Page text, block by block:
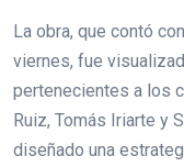
La obra, que contó
viernes, fue
pertenecientes a los
Ruiz, Tomás Iriarte y
diseñado una